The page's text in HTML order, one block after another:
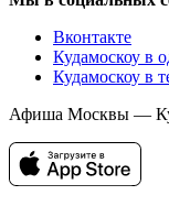
Вконтакте
Кудамоскоу в
Кудамоскоу в
Афиша Москвы —